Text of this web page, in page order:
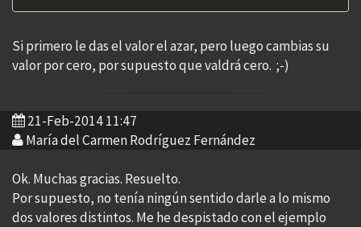
Si primero le das el valor el azar, pero luego cambias su
valor por cero, por supuesto que valdrá cero. ;-)
21-Feb-2014 11:47
María del Carmen Rodríguez Fernández
Ok. Muchas gracias. Resuelto.
Por supuesto, no tenía ningún sentido darle a lo mismo
dos valores distintos. Me he despistado con el ejemplo